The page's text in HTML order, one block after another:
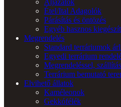
Aljazatok
Étel/Ital Adagolók
Párásítás és öntözés
Egyéb hasznos
Megrendelés
Standard terráriumok
Egyedi terrárium
Megrendeléssel,
Terrárium bemutató
Elvihető állatok
Kaméleonok
Gekkófélék